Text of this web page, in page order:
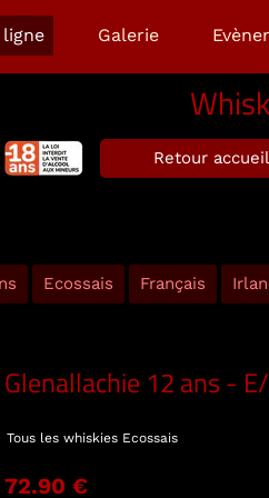
Galerie
Retour
Ecossais Français
Glenallachie 12 ans -
Tous les whiskies Ecossais
72.90 €